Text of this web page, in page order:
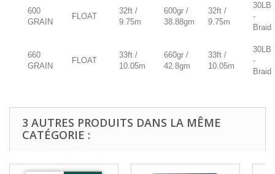
600
GRAIN
FLOAT
32ft /
9.75m
600gr /
38.88gm
32ft /
9.75m
30LB
-
Braid
660
GRAIN
FLOAT
33ft /
10.05m
660gr /
42.8gm
33ft /
10.05m
30LB
-
Braid
3 AUTRES PRODUITS DANS LA MÊME
CATÉGORIE :